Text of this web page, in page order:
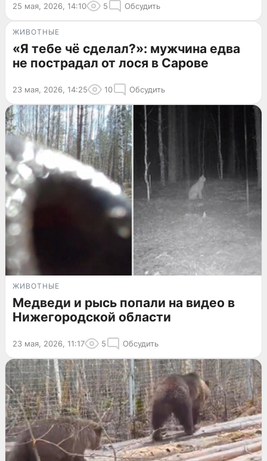
25 мая, 2026, 14:10 5 Обсудить
ЖИВОТНЫЕ
«Я тебе чё сделал?»: мужчина едва
не пострадал от лося в Сарове
23 мая, 2026, 14:25 10 Обсудить
ЖИВОТНЫЕ
Медведи и рысь попали на видео в
Нижегородской области
23 мая, 2026, 11:17 5 Обсудить